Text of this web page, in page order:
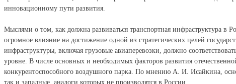
инновационному пути развития.
Мыслями о том, как должна развиваться транспортная инфраструктура в
огромное влияние на достижение одной из стратегических целей
инфраструктуры, включая грузовые авиаперевозки, должно
уровне. В числе основных и необходимых факторов развития
конкурентоспособного воздушного парка. По мнению А. И. Исайкина,
так и западные, аналоги которых не производятся в России.